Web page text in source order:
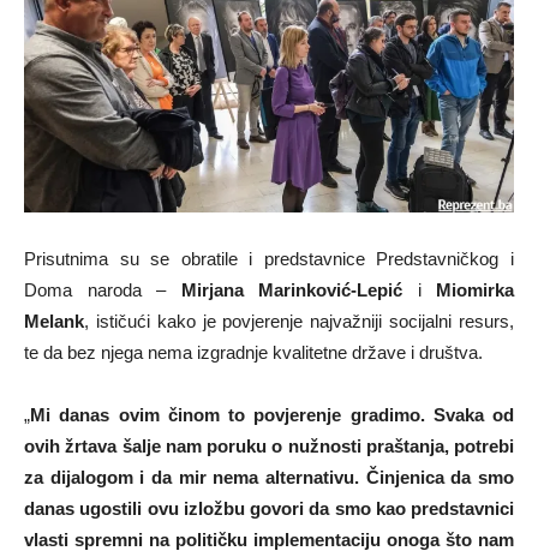
Prisutnima su se obratile i predstavnice Predstavničkog i
Doma naroda – Mirjana Marinković-Lepić i Miomirka
Melank, ističući kako je povjerenje najvažniji socijalni resurs,
te da bez njega nema izgradnje kvalitetne države i društva.
„Mi danas ovim činom to povjerenje gradimo. Svaka od
ovih žrtava šalje nam poruku o nužnosti praštanja, potrebi
za dijalogom i da mir nema alternativu. Činjenica da smo
danas ugostili ovu izložbu govori da smo kao predstavnici
vlasti spremni na političku implementaciju onoga što nam